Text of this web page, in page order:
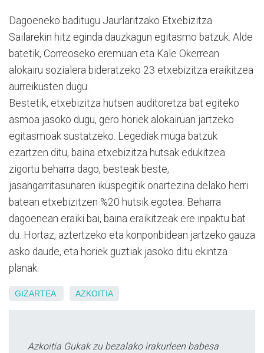
Dagoeneko baditugu Jaurlaritzako Etxebizitza
Sailarekin hitz eginda dauzkagun egitasmo batzuk. Alde
batetik, Correoseko eremuan eta Kale Okerrean
alokairu sozialera bideratzeko 23 etxebizitza eraikitzea
aurreikusten dugu.
Bestetik, etxebizitza hutsen auditoretza bat egiteko
asmoa jasoko dugu, gero horiek alokairuan jartzeko
egitasmoak sustatzeko. Legediak muga batzuk
ezartzen ditu, baina etxebizitza hutsak edukitzea
zigortu beharra dago, besteak beste,
jasangarritasunaren ikuspegitik onartezina delako herri
batean etxebizitzen %20 hutsik egotea. Beharra
dagoenean eraiki bai, baina eraikitzeak ere inpaktu bat
du. Hortaz, aztertzeko eta konponbidean jartzeko gauza
asko daude, eta horiek guztiak jasoko ditu ekintza
planak.
GIZARTEA AZKOITIA
Azkoitia Gukak zu bezalako irakurleen babesa